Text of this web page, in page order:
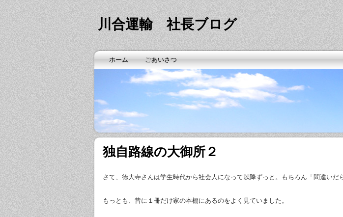
川合運輸 社長ブログ
ホーム ごあいさつ
独自路線の大御所２
さて、徳大寺さんは学生時代から社会人になって以降ずっと。もちろん「間違いだ
もっとも、昔に１冊だけ家の本棚にあるのをよく見ていました。